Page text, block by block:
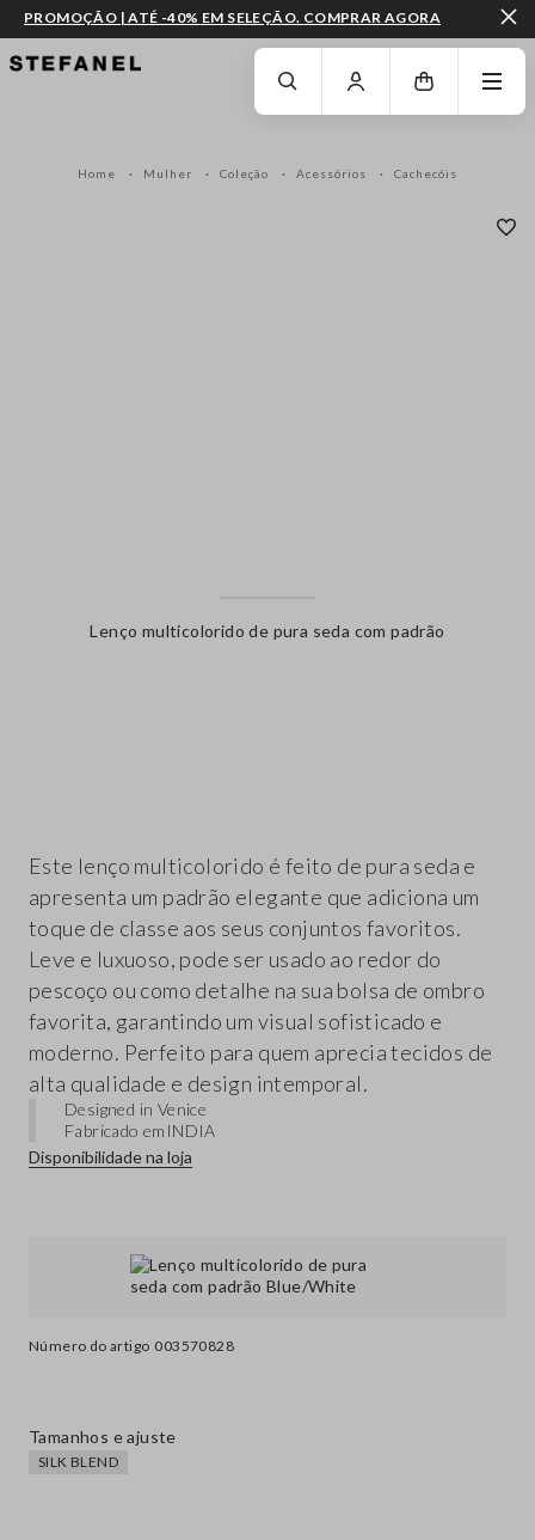
IR PARA O CONTEÚDO PRINCIPAL DESÇA ATÉ AO FIM DA PÁGINA
PROMOÇÃO | ATÉ -40% EM SELEÇÃO. COMPRAR AGORA
Home Mulher Coleção Acessórios Cachecóis
Lenço multicolorido de pura seda com padrão
Número do artigo 003570828
Este lenço multicolorido é feito de pura seda e
apresenta um padrão elegante que adiciona um
toque de classe aos seus conjuntos favoritos.
Leve e luxuoso, pode ser usado ao redor do
pescoço ou como detalhe na sua bolsa de ombro
favorita, garantindo um visual sofisticado e
moderno. Perfeito para quem aprecia tecidos de
alta qualidade e design intemporal.
Designed in Venice
Fabricado em INDIA
Disponibilidade na loja
Tamanhos e ajuste
SILK BLEND